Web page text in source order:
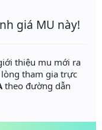
giá MU này!
thiệu mu mới ra
tham gia trực
theo đường dẫn